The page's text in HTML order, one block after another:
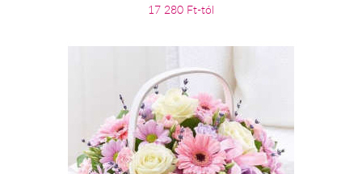
17 280 Ft-tól